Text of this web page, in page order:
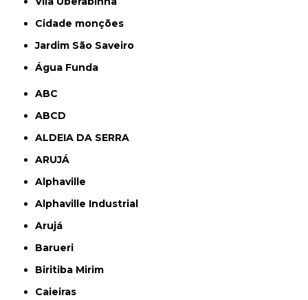
cidade monções
jardim São Saveiro
Água Funda
ABC
ABCD
ALDEIA DA SERRA
ARUJÁ
Alphaville
Alphaville Industrial
Arujá
Barueri
Biritiba Mirim
Caieiras